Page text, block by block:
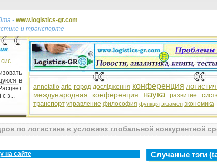
- www.logistics-gr.com
и транспорте
в
з...
annotatio arte город дослідження конференция
международная конференция наука развитие
транспорт управление философия функція экзамен экономика
по логистике в условиях глобальной конкурентной
на сайте Случаные тэги